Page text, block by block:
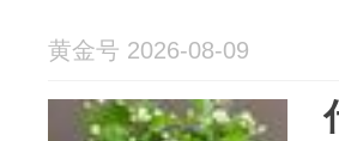
黄金号 2026-08-09